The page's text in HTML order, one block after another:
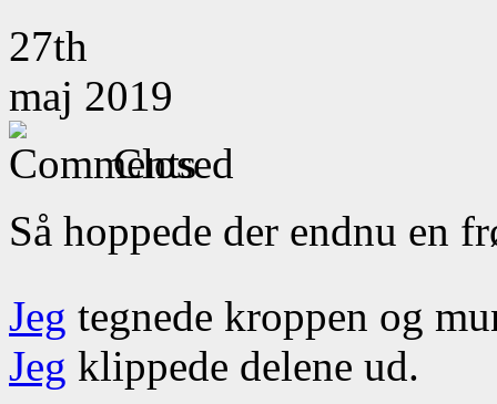
27th
maj 2019
Closed
Så hoppede der endnu en
Jeg tegnede kroppen og
Jeg klippede delene ud.